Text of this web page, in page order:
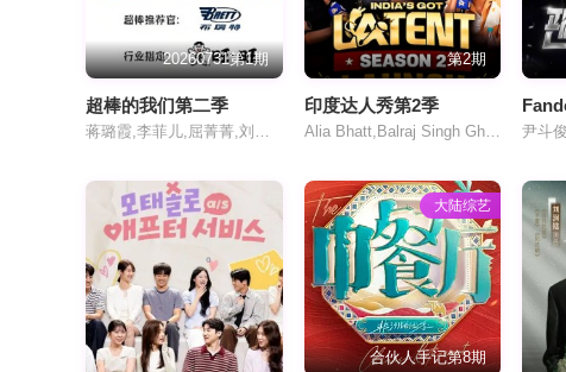
20260731第1期
超棒的我们第二季​
蒋璐霞,李菲儿,屈菁菁,刘维,吴俊霆,赵辰龙
第2期
印度达人秀第2季
Alia Bhatt,Balraj Singh Ghai,Samay Raina 尹斗俊
大陆综艺
合伙人手记第8期